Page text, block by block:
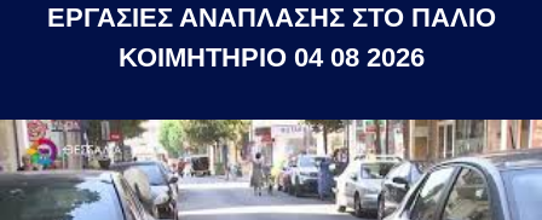
ΕΡΓΑΣΙΕΣ ΑΝΑΠΛΑΣΗΣ ΣΤΟ ΠΑΛΙΟ
ΚΟΙΜΗΤΗΡΙΟ 04 08 2026